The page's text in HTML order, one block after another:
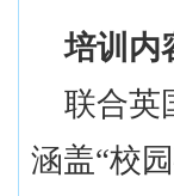
培训内
联合英
涵盖“校